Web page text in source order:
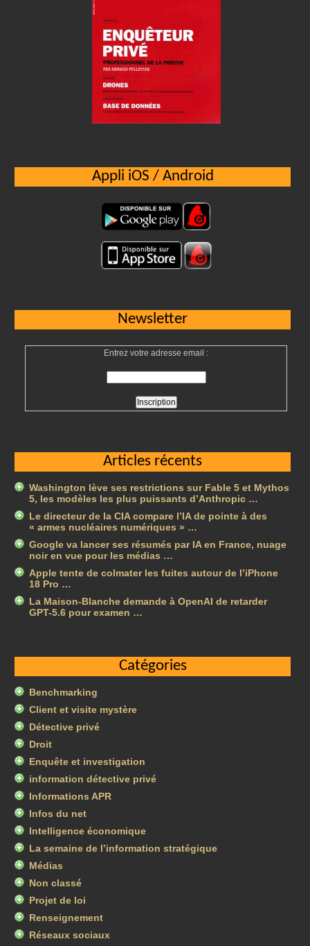
Appli iOS / Android
Newsletter
Entrez votre adresse email :
Articles récents
Washington lève ses restrictions sur Fable 5 et Mythos
5, les modèles les plus puissants d’Anthropic …
Le directeur de la CIA compare l’IA de pointe à des
« armes nucléaires numériques » …
Google va lancer ses résumés par IA en France, nuage
noir en vue pour les médias …
Apple tente de colmater les fuites autour de l’iPhone
18 Pro …
La Maison-Blanche demande à OpenAI de retarder
GPT-5.6 pour examen …
Catégories
Benchmarking
Client et visite mystère
Détective privé
Droit
Enquête et investigation
information détective privé
Informations APR
Infos du net
Intelligence économique
La semaine de l’information stratégique
Médias
Non classé
Projet de loi
Renseignement
Réseaux sociaux